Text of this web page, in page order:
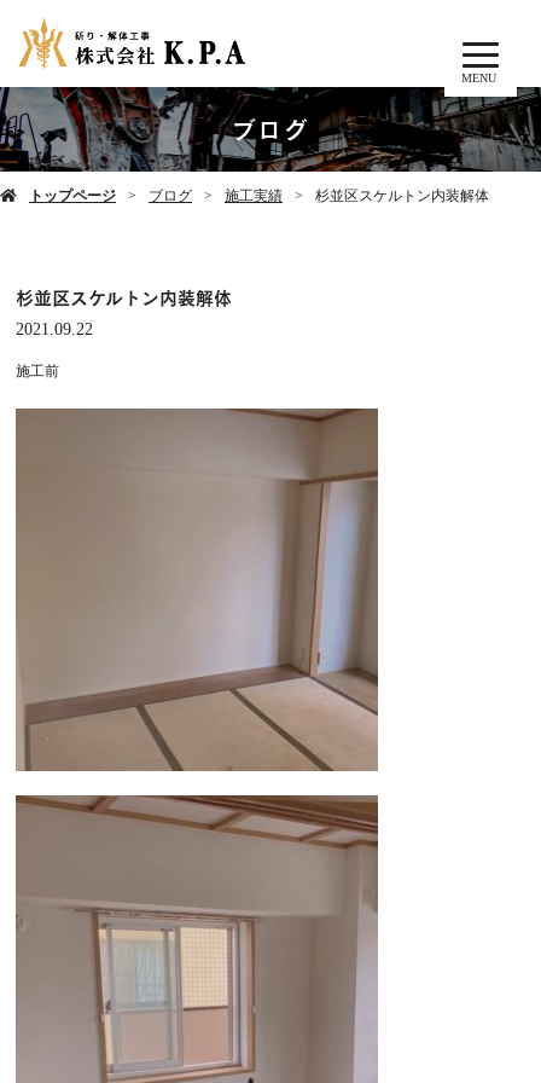
MENU
ブログ
トップページ ブログ 施工実績 杉並区スケルトン内装解体
杉並区スケルトン内装解体
2021.09.22
施工前